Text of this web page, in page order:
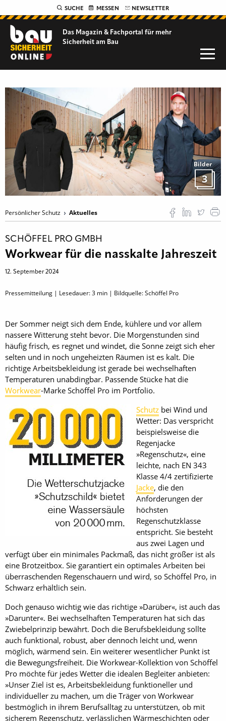
SUCHE MESSEN NEWSLETTER
Das Magazin & Fachportal für mehr
Sicherheit am Bau
Bilder
3
Persönlicher Schutz Aktuelles
SCHÖFFEL PRO GMBH
Workwear für die nasskalte Jahreszeit
12. September 2024
Pressemitteilung | Lesedauer:3 min | Bildquelle: Schöffel Pro
Der Sommer neigt sich dem Ende, kühlere und vor allem
nassere Witterung steht bevor. Die Morgenstunden sind
häufig frisch, es regnet und windet, die Sonne zeigt sich eher
selten und in noch ungeheizten Räumen ist es kalt. Die
richtige Arbeitsbekleidung ist gerade bei wechselhaften
Temperaturen unabdingbar. Passende Stücke hat die
Workwear-Marke Schöffel Pro im Portfolio.
Schutz bei Wind und
Wetter: Das verspricht
beispielsweise die
Regenjacke
»Regenschutz«, eine
leichte, nach EN 343
Klasse 4/4 zertifizierte
Jacke, die den
Anforderungen der
höchsten
Regenschutzklasse
entspricht. Sie besteht
aus zwei Lagen und
verfügt über ein minimales Packmaß, das nicht größer ist als
eine Brotzeitbox. Sie garantiert ein optimales Arbeiten bei
überraschenden Regenschauern und wird, so Schöffel Pro, in
Schwarz erhältlich sein.
Doch genauso wichtig wie das richtige »Darüber«, ist auch das
»Darunter«. Bei wechselhaften Temperaturen hat sich das
Zwiebelprinzip bewährt. Doch die Berufsbekleidung sollte
auch funktional, robust, aber dennoch leicht und, wenn
möglich, wärmend sein. Ein weiterer wesentlicher Punkt ist
die Bewegungsfreiheit. Die Workwear-Kollektion von Schöffel
Pro möchte für jedes Wetter die idealen Begleiter anbieten:
»Unser Ziel ist es, Arbeitsbekleidung funktioneller und
individueller zu machen, um die Träger von Workwear
bestmöglich in ihrem Berufsalltag zu unterstützen, ob mit
sicherem Regenschutz, verlässlichen Wärmeschichten oder